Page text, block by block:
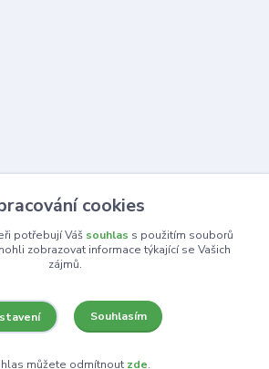
966
hod.)
cookies
potřebují Váš souhlas s použitím souborů
zobrazovat informace týkající se Vašich
zájmů.
Souhlasím
můžete odmítnout zde.